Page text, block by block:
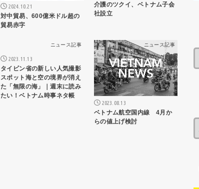
2024.10.21
対中貿易、600億米ドル超の
貿易赤字
介護のツクイ、ベトナム子会
社設立
ニュース記事
2023.11.13
タイビン省の新しい人気撮影
スポット海と空の境界が消え
た「無限の海」｜週末に読み
たい！ベトナム時事ネタ帳
ニュース記事
2023.08.13
ベトナム航空国内線 4月か
らの値上げ検討